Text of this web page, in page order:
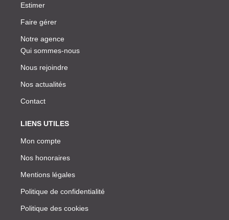
Estimer
Faire gérer
Notre agence
Qui sommes-nous
Nous rejoindre
Nos actualités
Contact
LIENS UTILES
Mon compte
Nos honoraires
Mentions légales
Politique de confidentialité
Politique des cookies